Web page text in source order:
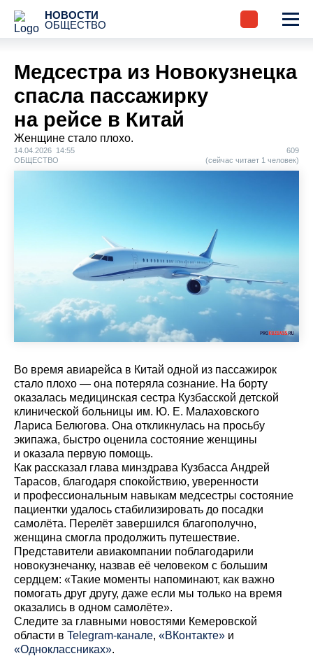
НОВОСТИ
ОБЩЕСТВО
Медсестра из Новокузнецка
спасла пассажирку
на рейсе в Китай
Женщине стало плохо.
14.04.2026 14:55
ОБЩЕСТВО
609
(сейчас читает 1 человек)
Во время авиарейса в Китай одной из пассажирок
стало плохо — она потеряла сознание. На борту
оказалась медицинская сестра Кузбасской детской
клинической больницы им. Ю. Е. Малаховского
Лариса Белюгова. Она откликнулась на просьбу
экипажа, быстро оценила состояние женщины
и оказала первую помощь.
Как рассказал глава минздрава Кузбасса Андрей
Тарасов, благодаря спокойствию, уверенности
и профессиональным навыкам медсестры состояние
пациентки удалось стабилизировать до посадки
самолёта. Перелёт завершился благополучно,
женщина смогла продолжить путешествие.
Представители авиакомпании поблагодарили
новокузнечанку, назвав её человеком с большим
сердцем: «Такие моменты напоминают, как важно
помогать друг другу, даже если мы только на время
оказались в одном самолёте».
Cледите за главными новостями Кемеровской
области в Telegram-канале, «ВКонтакте» и
«Одноклассниках».